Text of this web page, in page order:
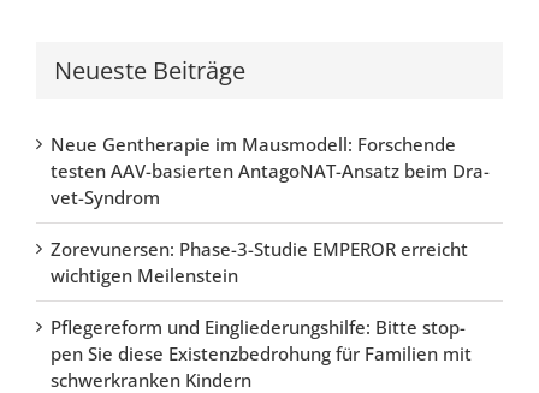
Neu­es­te Bei­trä­ge
Neue Gen­the­ra­pie im Maus­mo­dell: For­schen­de
tes­ten AAV-basier­ten Ant­agoN­AT-Ansatz beim Dra­
vet-Syn­drom
Zore­vu­n­er­sen: Pha­se-3-Stu­die EMPER­OR erreicht
wich­ti­gen Mei­len­stein
Pfle­ge­re­form und Ein­glie­de­rungs­hil­fe: Bit­te stop­
pen Sie die­se Exis­tenz­be­dro­hung für Fami­li­en mit
schwer­kran­ken Kin­dern